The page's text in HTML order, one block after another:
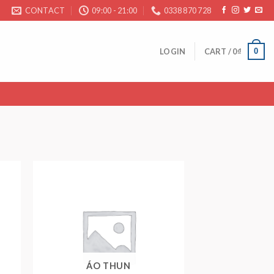
CONTACT 09:00 - 21:00 0338 870 728
LOGIN CART /0₫ 0
ÁO THUN